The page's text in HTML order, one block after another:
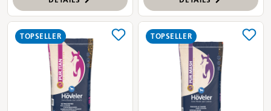
TOPSELLER TOPSELLER